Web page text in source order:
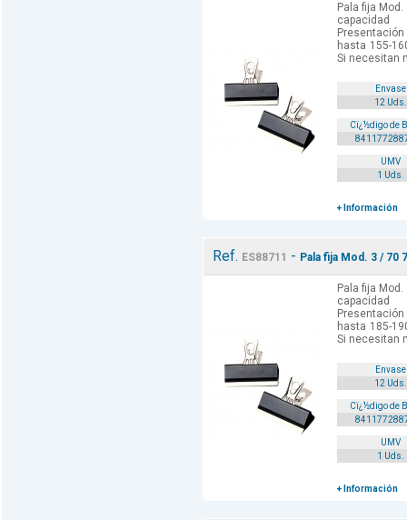
Pala fija
hasta 155-
Si necesitan
Envase
12 Uds.
Cï¿½digo de
UMV
1 Uds.
+ Información
Ref. ES88711 - Pala fija Mod. 3 / 70
Pala fija
hasta 185-
Si necesitan
Envase
12 Uds.
Cï¿½digo de
UMV
1 Uds.
+ Información